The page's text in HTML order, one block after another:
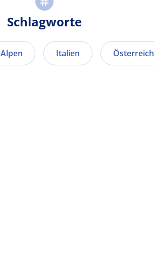
Schlagworte
Alpen Italien Österreich